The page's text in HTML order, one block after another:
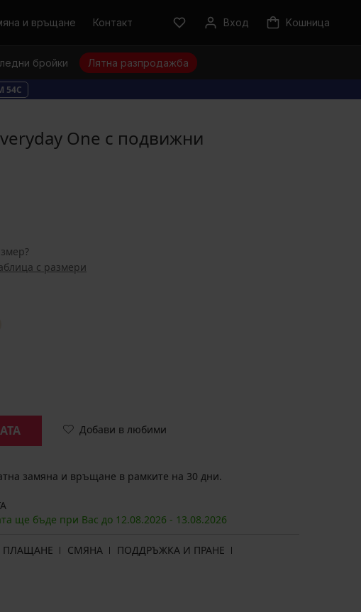
и връщане Контакт Вход Kошница
бройки Лятна разпродажба
53С
One с подвижни
с размери
Добави в любими
замяна и връщане в рамките на 30 дни.
ще бъде при Вас до 12.08.2026 - 13.08.2026
ПЛАЩАНЕ СМЯНА
ПОДДРЪЖКА И ПРАНЕ